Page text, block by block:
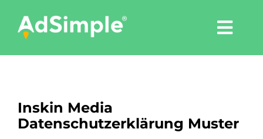
content
Tools
Inskin Media
Datenschutzerklärung Muster